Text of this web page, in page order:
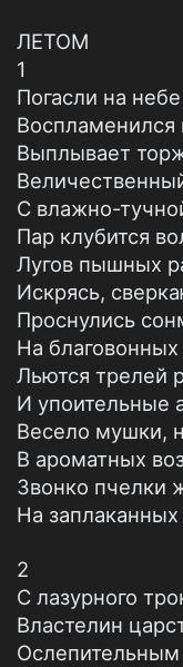
ЛЕТОМ
1
Погасли на
Воспламенился
Выплывает
С влажно-
Пар клубится
Лугов пышных
Искрясь,
Проснулись
На
Льются трелей
И упоительные
Весело мушки,
В ароматных
Звонко пчелки
На
2
С лазурного
Властелин
Ослепительным